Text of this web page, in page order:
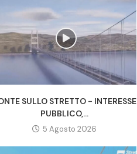
SULLO STRETTO - INTERESSE
PUBBLICO,...
5 Agosto 2026